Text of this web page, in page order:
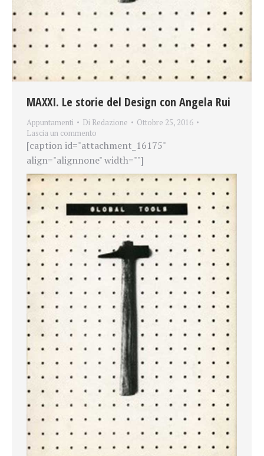
MAXXI. Le storie del Design con Angela Rui
Appuntamenti Di Redazione
Ottobre 25, 2016
Lascia un commento
[caption id="attachment_16175"
align="alignnone" width=""]